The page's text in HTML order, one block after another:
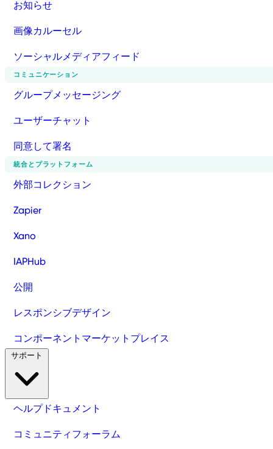
お知らせ
画像カルーセル
ソーシャルメディアフィード
コミュニケーション
グループメッセージング
ユーザーチャット
同意して署名
統合とプラットフォーム
外部コレクション
Zapier
Xano
IAPHub
公開
レスポンシブデザイン
コンポーネントマーケットプレイス
ヘルプドキュメント
コミュニティフォーラム